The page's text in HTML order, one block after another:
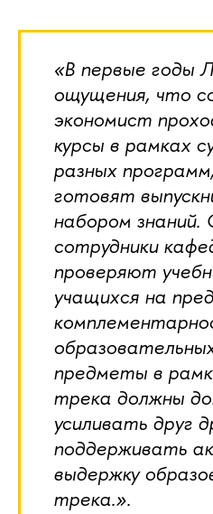
«В первые годы
ощущения, что
экономист
курсы в рамках
разных
готовят
набором знаний.
сотрудники
проверяют
учащихся на
предметы в
трека должны
усиливать друг
поддерживать
выдержку
трека.».